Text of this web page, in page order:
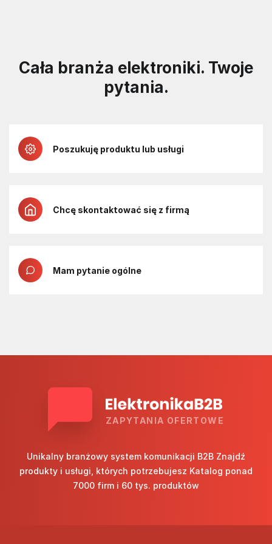
Cała branża elektroniki. Twoje
pytania.
Poszukuję produktu lub usługi
Chcę skontaktować się z firmą
Mam pytanie ogólne
ZAPYTANIA OFERTOWE
Unikalny branżowy system komunikacji B2B Znajdź
produkty i usługi, których potrzebujesz Katalog ponad
7000 firm i 60 tys. produktów